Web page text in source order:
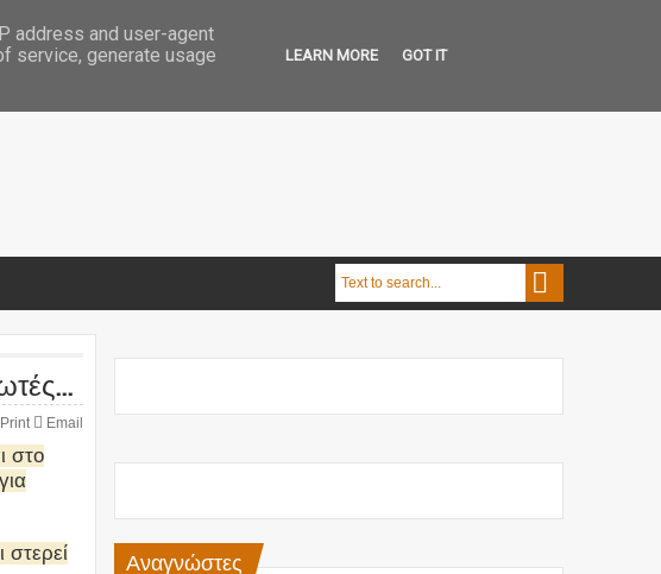
Print Email
στο
Αναγνώστες
address and user-agent
service, generate usage
LEARN MORE GOT IT